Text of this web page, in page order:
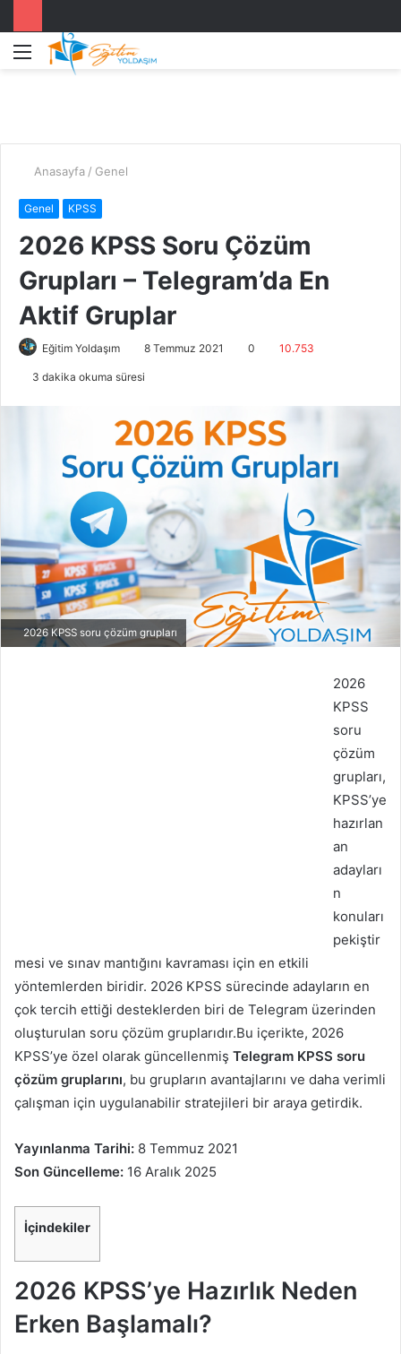
Menü
Anasayfa / Genel
Genel KPSS
2026 KPSS Soru Çözüm
Grupları – Telegram’da En
Aktif Gruplar
Eğitim Yoldaşım 8 Temmuz 2021 0 10.753
3 dakika okuma süresi
2026 KPSS soru çözüm grupları
2026
KPSS
soru
çözüm
grupları,
KPSS’ye
hazırlan
an
adayları
n
konuları
pekiştir
mesi ve sınav mantığını kavraması için en etkili
yöntemlerden biridir. 2026 KPSS sürecinde adayların en
çok tercih ettiği desteklerden biri de Telegram üzerinden
oluşturulan soru çözüm gruplarıdır.Bu içerikte, 2026
KPSS’ye özel olarak güncellenmiş Telegram KPSS soru
çözüm gruplarını, bu grupların avantajlarını ve daha verimli
çalışman için uygulanabilir stratejileri bir araya getirdik.
Yayınlanma Tarihi: 8 Temmuz 2021
Son Güncelleme: 16 Aralık 2025
İçindekiler
2026 KPSS’ye Hazırlık Neden
Erken Başlamalı?